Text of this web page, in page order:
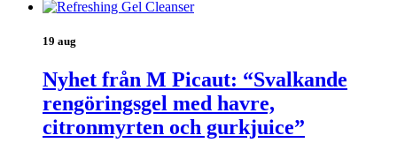
19 aug
Nyhet från M Picaut: “Svalkande
rengöringsgel med havre,
citronmyrten och gurkjuice”